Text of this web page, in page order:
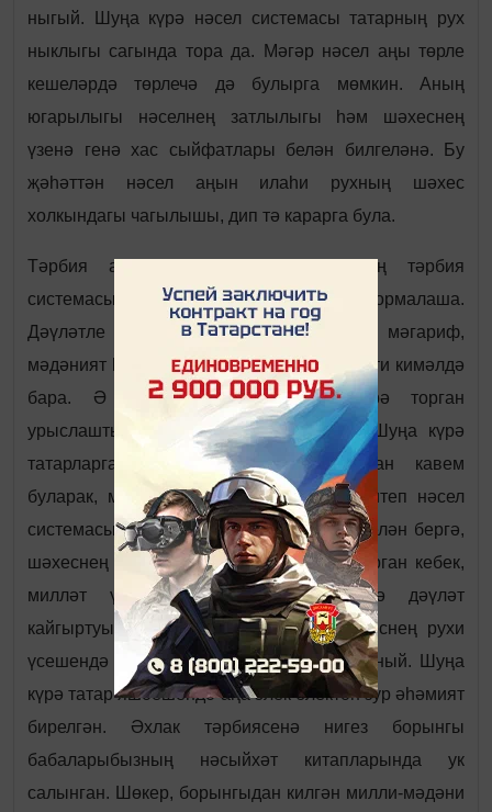
ныгый. Шуңа күрә нәсел системасы татарның рух
ныклыгы сагында тора да. Мәгәр нәсел аңы төрле
кешеләрдә төрлечә дә булырга мөмкин. Аның
югарылыгы нәселнең затлылыгы һәм шәхеснең
үзенә генә хас сыйфатлары белән билгеләнә. Бу
җәһәттән нәсел аңын илаһи рухның шәхес
холкындагы чагылышы, дип тә карарга була.
Тәрбия аңы исә гаиләдә, дәүләтнең тәрбия
системасы аша, шулай ук дин юлында формалаша.
Дәүләтле халыкларда милли тәрбия мәгариф,
мәдәният һ.б. министрлыклар аша, дәүләти кимәлдә
бара. Ә Русиядә ул дәүләт үткәрә торган
урыслаштыру сәясәтенә кайтып кала. Шуңа күрә
татарларга, үз дәүләтчелеген югалткан кавем
буларак, милли тәрбиядә төп юнәлеш итеп нәсел
системасын калдыру мәслихәт. Шуның белән бергә,
шәхеснең рухи үсеше милләт эчендә барган кебек,
милләт үзе дә тулы рухи үсешкә дәүләт
кайгыртуында гына ирешә ала. Ә шәхеснең рухи
үсешендә төп рольне әхлак тәрбиясе уйный. Шуңа
күрә татар яшәешендә аңа элек-электән зур әһәмият
бирелгән. Әхлак тәрбиясенә нигез борынгы
бабаларыбызның нәсыйхәт китапларында ук
салынган. Шөкер, борынгыдан килгән милли-мәдәни